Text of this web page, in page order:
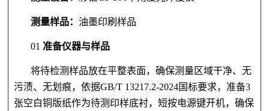
测量样品： 油墨印刷样品
01 准备仪器与样品
将待检测样品放在平整表面，确保测量区域干净、无
污渍、无划痕，依据GB/T 13217.2-2024国标要求，准备3
张空白铜版纸作为待测印样底衬，短按电源键开机，确保